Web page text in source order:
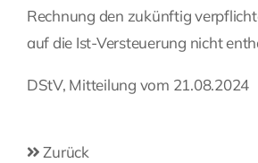
Rechnung den zukünftig
auf die Ist-Versteuerung nicht
DStV, Mitteilung vom 21.08.2024
Zurück